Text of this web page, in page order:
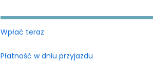
Wpłać teraz
Płatność w dniu przyjazdu